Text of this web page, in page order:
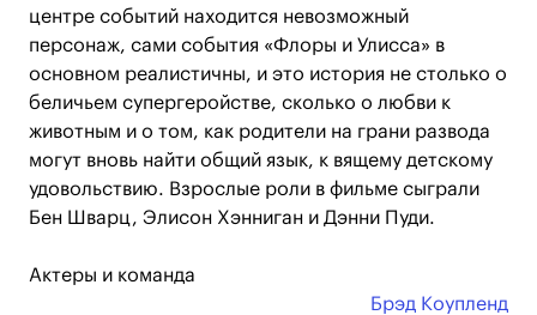
центре событий находится невозможный
персонаж, сами события «Флоры и Улисса» в
основном реалистичны, и это история не столько о
беличьем супергеройстве, сколько о любви к
животным и о том, как родители на грани развода
могут вновь найти общий язык, к вящему детскому
удовольствию. Взрослые роли в фильме сыграли
Бен Шварц, Элисон Хэнниган и Дэнни Пуди.
Актеры и команда
Брэд Коупленд